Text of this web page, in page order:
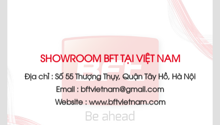
SHOWROOM BFT TẠI VIỆT NAM
Địa chỉ : Số 55 Thượng Thụy, Quận Tây Hồ, Hà Nội
Email : bftvietnam@gmail.com
Website : www.bftvietnam.com